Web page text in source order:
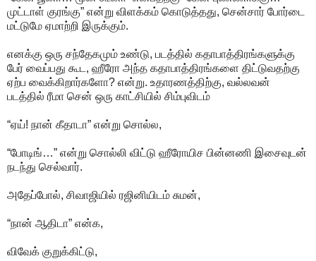
முட்டாள் குரங்கு” என்று விளக்கம் கொடுத்தது, சென்சார் போர்டை
மட்டுமே ஏமாற்றி இருக்கும்.
எனக்கு ஒரு சந்தேகமும் உண்டு, படத்தில் கதாபாத்திரங்களுக்கு
பேர் வைப்பது கூட, ஹீரோ அந்த கதாபாத்திரங்களை திட்டுவதற்கு
ஏற்ப வைக்கிறார்களோ? என்று. உதாரணத்திற்கு, வல்லவன்
படத்தில் ரீமா சென் ஒரு காட்சியில் சிம்புவிடம்
“ஏய்! நான் கீதாடா” என்று சொல்ல,
“போடிங்…” என்று சொல்லி விட்டு ஹீரோயிச பின்னணி இசைவுடன்
நடந்து செல்வார்.
அதேப்போல், சிவாஜியில் ரஜினியிடம் சுமன்,
“நான் ஆதிடா” என்க,
விவேக் குறுக்கிட்டு,